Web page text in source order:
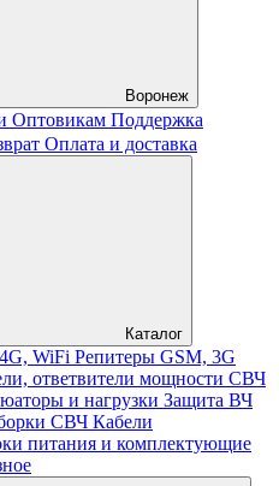
Воронеж
Оптовикам Поддержка
Оплата и доставка
Каталог
WiFi Репитеры GSM, 3G
ответвители мощности СВЧ
и нагрузки Защита ВЧ
СВЧ Кабели
питания и комплектующие